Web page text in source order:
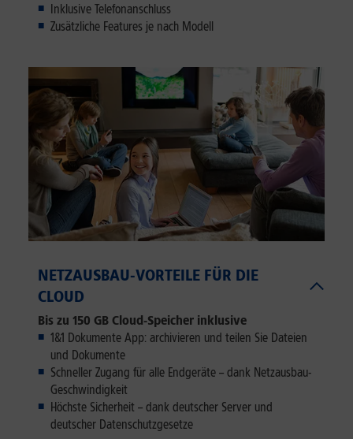
Inklusive Telefonanschluss
Zusätzliche Features je nach Modell
NETZAUSBAU-VORTEILE FÜR DIE
CLOUD
Bis zu 150 GB Cloud-Speicher inklusive
1&1 Dokumente App: archivieren und teilen Sie Dateien
und Dokumente
Schneller Zugang für alle Endgeräte – dank Netzausbau-
Geschwindigkeit
Höchste Sicherheit – dank deutscher Server und
deutscher Datenschutzgesetze